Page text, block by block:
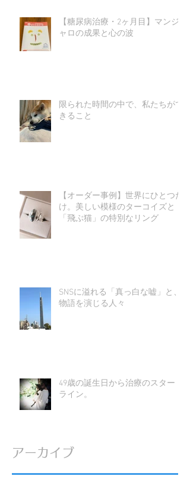
【糖尿病治療・2ヶ月目】マンジ
ャロの成果と心の波
限られた時間の中で、私たちがで
きること
【オーダー事例】世界にひとつだ
け。美しい模様のターコイズと
「飛ぶ猫」の特別なリング
SNSに溢れる「真っ白な嘘」と、
物語を演じる人々
49歳の誕生日から治療のスタート
ライン。
アーカイブ